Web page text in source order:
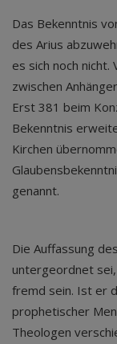
Das Bekenntnis
des Arius
es sich noch
zwischen
Erst 381 beim
Bekenntnis
Kirchen
genannt.
Die Auffassung
untergeordnet
fremd sein. Ist er
prophetischer
Theologen